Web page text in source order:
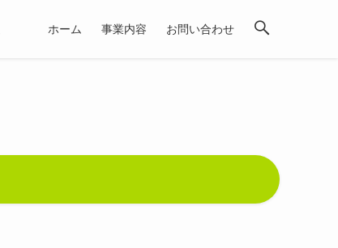
ホーム 事業内容 お問い合わせ